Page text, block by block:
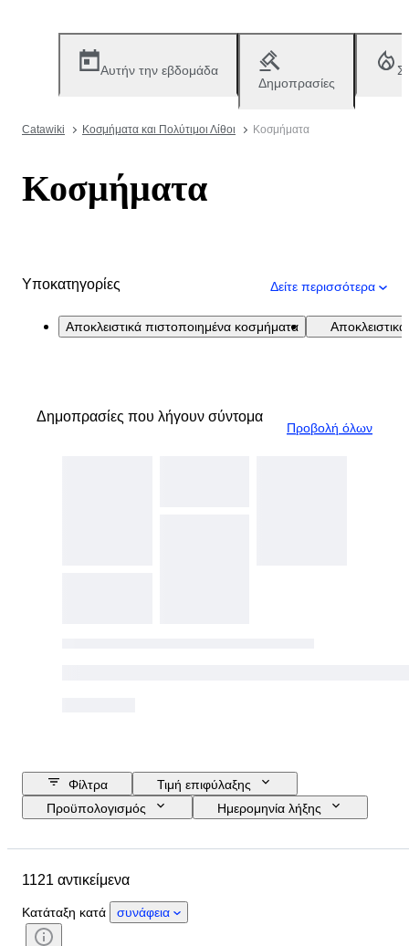
Αυτήν την εβδομάδα
Δημοπρασίες
Catawiki Κοσμήματα και Πολύτιμοι Λίθοι Κοσμήματα
Κοσμήματα
Υποκατηγορίες Δείτε περισσότερα
Αποκλειστικά πιστοποιημένα κοσμήματα
Δημοπρασίες που λήγουν σύντομα
Προβολή όλων
Φίλτρα
Τιμή επιφύλαξης
Προϋπολογισμός
Ημερομηνία λήξης
Υλικό
Πιστοποίηση
Λεπττότητα
Κοπή
1121 αντικείμενα
Κατάταξη κατά συνάφεια